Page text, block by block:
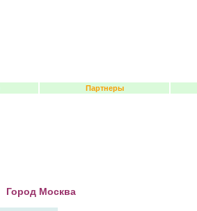
Партнеры
Город Москва